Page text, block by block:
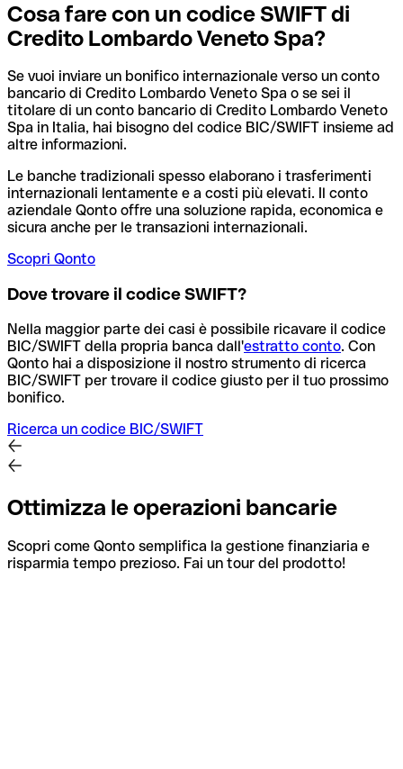
Cosa fare con un codice SWIFT di
Credito Lombardo Veneto Spa?
Se vuoi inviare un bonifico internazionale verso un conto
bancario di Credito Lombardo Veneto Spa o se sei il
titolare di un conto bancario di Credito Lombardo Veneto
Spa in Italia, hai bisogno del codice BIC/SWIFT insieme ad
altre informazioni.
Le banche tradizionali spesso elaborano i trasferimenti
internazionali lentamente e a costi più elevati. Il conto
aziendale Qonto offre una soluzione rapida, economica e
sicura anche per le transazioni internazionali.
Scopri Qonto
Dove trovare il codice SWIFT?
Nella maggior parte dei casi è possibile ricavare il codice
BIC/SWIFT della propria banca dall'estratto conto. Con
Qonto hai a disposizione il nostro strumento di ricerca
BIC/SWIFT per trovare il codice giusto per il tuo prossimo
bonifico.
Ricerca un codice BIC/SWIFT
Ottimizza le operazioni bancarie
Scopri come Qonto semplifica la gestione finanziaria e
risparmia tempo prezioso. Fai un tour del prodotto!